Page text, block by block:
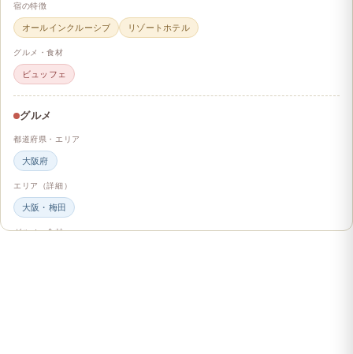
宿の特徴
オールインクルーシブ リゾートホテル
グルメ・食材
ビュッフェ
グルメ
都道府県・エリア
大阪府
エリア（詳細）
大阪・梅田
グルメ・食材